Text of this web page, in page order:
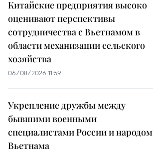
Китайские предприятия высоко
оценивают перспективы
сотрудничества с Вьетнамом в
области механизации сельского
хозяйства
06/08/2026 11:59
Укрепление дружбы между
бывшими военными
специалистами России и народом
Вьетнама